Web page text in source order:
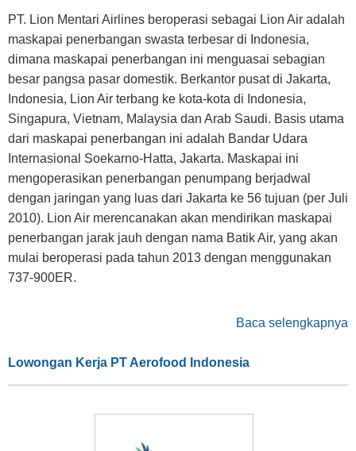
PT. Lion Mentari Airlines beroperasi sebagai Lion Air adalah
maskapai penerbangan swasta terbesar di Indonesia,
dimana maskapai penerbangan ini menguasai sebagian
besar pangsa pasar domestik. Berkantor pusat di Jakarta,
Indonesia, Lion Air terbang ke kota-kota di Indonesia,
Singapura, Vietnam, Malaysia dan Arab Saudi. Basis utama
dari maskapai penerbangan ini adalah Bandar Udara
Internasional Soekarno-Hatta, Jakarta. Maskapai ini
mengoperasikan penerbangan penumpang berjadwal
dengan jaringan yang luas dari Jakarta ke 56 tujuan (per Juli
2010). Lion Air merencanakan akan mendirikan maskapai
penerbangan jarak jauh dengan nama Batik Air, yang akan
mulai beroperasi pada tahun 2013 dengan menggunakan
737-900ER.
Baca selengkapnya
Lowongan Kerja PT Aerofood Indonesia